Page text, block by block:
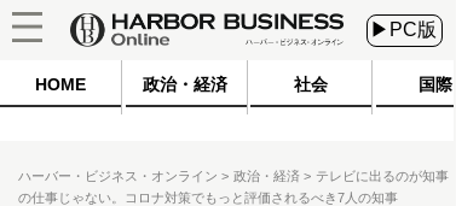
▶PC版
HOME 政治・経済 社会 国際
ハーバー・ビジネス・オンライン 政治・経済
テレビに出るのが知事
の仕事じゃない。コロナ対策でもっと評価されるべき7人の知事